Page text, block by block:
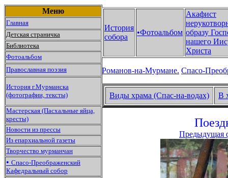
Меню
Главная
Детская страничка
Библиотека
Фотоальбом
Православная поэзия
История г.Мурманска
(фотографии, тексты)
Мастерская (Пасхальные яйца,
кресты)
Новости из прессы
Из епархиальной газеты
Творчество мурманчан
• Спасо-Преображенский
Кафедральный собор
История
собора
•Фотоальбом
Акафист
образу
нашего
Христа
Романов-на-Мурмане. Спасо-
Виды храма (Спас-на-водах) В
Предыдущая